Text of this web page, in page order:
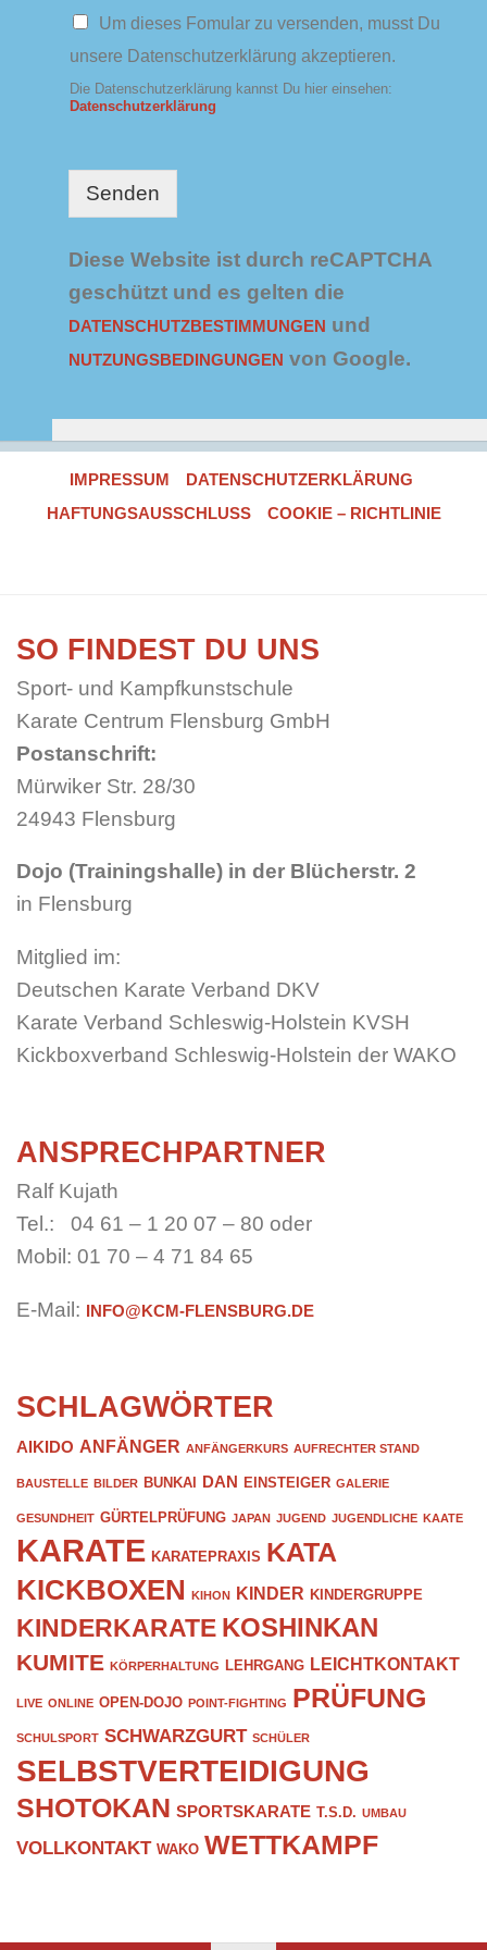
t
t
r
D
t
e
n
h
*
Um dieses Fomular zu versenden, musst Du
unsere Datenschutzerklärung akzeptieren.
Die Datenschutzerklärung kannst Du hier einsehen:
Datenschutzerklärung
Senden
Diese Website ist durch reCAPTCHA
geschützt und es gelten die
DATENSCHUTZBESTIMMUNGEN und
NUTZUNGSBEDINGUNGEN von Google.
IMPRESSUM
DATENSCHUTZERKLÄRUNG
HAFTUNGSAUSSCHLUSS
COOKIE – RICHTLINIE
SO FINDEST DU UNS
Sport- und Kampfkunstschule
Karate Centrum Flensburg GmbH
Postanschrift:
Mürwiker Str. 28/30
24943 Flensburg
Dojo (Trainingshalle) in der Blücherstr. 2
in Flensburg
Mitglied im:
Deutschen Karate Verband DKV
Karate Verband Schleswig-Holstein KVSH
Kickboxverband Schleswig-Holstein der WAKO
ANSPRECHPARTNER
Ralf Kujath
Tel.: 04 61 – 1 20 07 – 80 oder
Mobil: 01 70 – 4 71 84 65
E-Mail: INFO@KCM-FLENSBURG.DE
SCHLAGWÖRTER
AIKIDO ANFÄNGER ANFÄNGERKURS AUFRECHTER STAND
BAUSTELLE BILDER BUNKAI DAN EINSTEIGER GALERIE
GESUNDHEIT GÜRTELPRÜFUNG JAPAN JUGEND JUGENDLICHE KAATE
KARATE KARATEPRAXIS KATA
KICKBOXEN
KIHON KINDER KINDERGRUPPE
KINDERKARATE KOSHINKAN
KUMITE KÖRPERHALTUNG LEHRGANG LEICHTKONTAKT
LIVE ONLINE OPEN-DOJO POINT-FIGHTING PRÜFUNG
SCHULSPORT SCHWARZGURT SCHÜLER
SELBSTVERTEIDIGUNG
SHOTOKAN SPORTSKARATE T.S.D. UMBAU
VOLLKONTAKT WAKO WETTKAMPF